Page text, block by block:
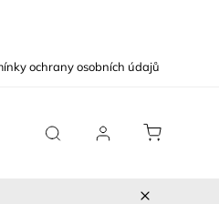
ochrany osobních údajů
Cykloservis